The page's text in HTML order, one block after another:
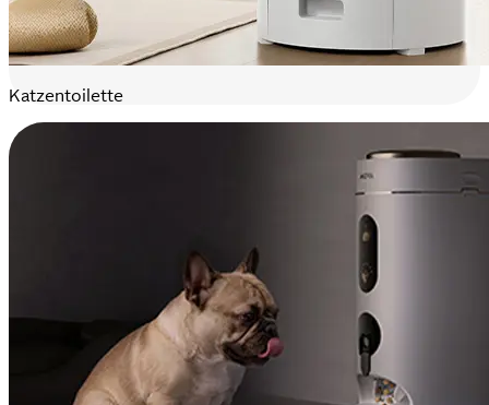
Katzentoilette